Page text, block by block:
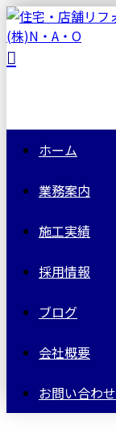
ホーム
業務案内
施工実績
採用情報
ブログ
会社概要
お問い合わせ